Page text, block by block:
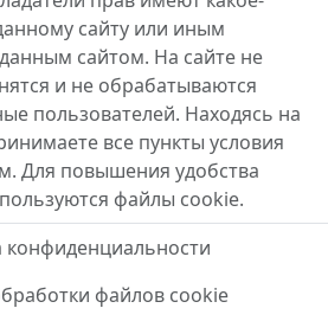
сайту или иным
сайтом. На сайте не
и не обрабатываются
пользователей. Находясь на
все пункты условия
Для повышения удобства
файлы cookie.
конфиденциальности
файлов cookie